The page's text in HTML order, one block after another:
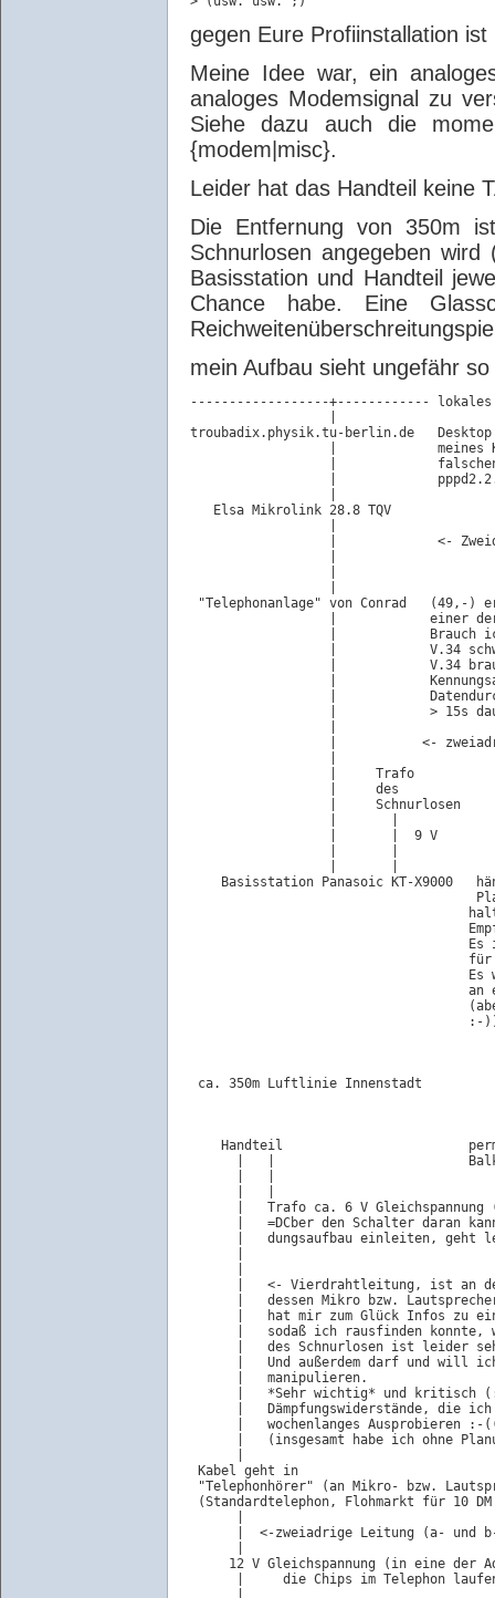
gegen Eure Profiinstallation
Meine Idee war, ein
analoges Modemsignal zu
Siehe dazu auch die
{modem|misc}.
Leider hat das Handteil keine
Die Entfernung von 350m
Schnurlosen angegeben
Basisstation und Handteil
Chance habe. Eine
mein Aufbau sieht ungefähr
------------------+------------ lokales
troubadix.physik.tu-berlin.de   Desktop
|             meines
|
|
   Elsa Mikrolink 28.8 TQV
|             <-
"Telephonanlage" von Conrad   (49,-)
|            einer
|            Brauch
|            V.34
|            V.34
|
|
|            > 15s
|           <-
                  |     Trafo
                  |     des
                  |     Schnurlosen
                  |       |  9 V
Basisstation Panasoic KT-X9000
Es
Es
an
:-
ca. 350m Luftlinie Innenstadt
Handteil
|   |
|   Trafo ca. 6 V Gleichspannung
|   =DCber den Schalter daran
|   dungsaufbau einleiten, geht
|   <- Vierdrahtleitung, ist an
|   dessen Mikro bzw.
|   hat mir zum Glück Infos zu
|   sodaß ich rausfinden konnte,
|   des Schnurlosen ist leider
|   Und außerdem darf und will
      |   manipulieren.
|   *Sehr wichtig* und kritisch
|   Dämpfungswiderstände, die
|   wochenlanges Ausprobieren :-
|   (insgesamt habe ich ohne
Kabel geht in
"Telephonhörer" (an Mikro- bzw.
(Standardtelephon, Flohmarkt für 10
|  <-zweiadrige Leitung (a- und
12 V Gleichspannung (in eine der
|     die Chips im Telephon